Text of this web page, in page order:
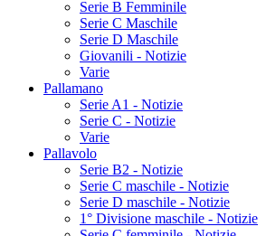
Serie B Femminile
Serie C Maschile
Serie D Maschile
Giovanili - Notizie
Varie
Pallamano
Serie A1 - Notizie
Serie C - Notizie
Varie
Pallavolo
Serie B2 - Notizie
Serie C maschile - Notizie
Serie D maschile - Notizie
1° Divisione maschile - Notizie